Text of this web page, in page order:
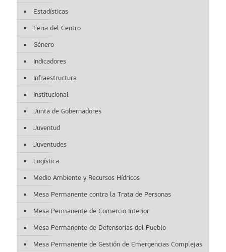
Estadísticas
Feria del Centro
Género
Indicadores
Infraestructura
Institucional
Junta de Gobernadores
Juventud
Juventudes
Logística
Medio Ambiente y Recursos Hídricos
Mesa Permanente contra la Trata de Personas
Mesa Permanente de Comercio Interior
Mesa Permanente de Defensorías del Pueblo
Mesa Permanente de Gestión de Emergencias Complejas